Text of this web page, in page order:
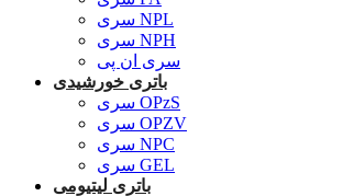
سری NPL
سری NPH
سری ان پی
باتری خورشیدی
سری OPzS
سری OPZV
سری NPC
سری GEL
باتری لیتیومی